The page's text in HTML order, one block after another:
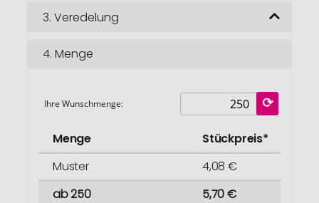
3. Veredelung
4. Menge
Ihre Wunschmenge:
Menge
Stückpreis*
Muster
4,08 €
ab 250
5,70 €